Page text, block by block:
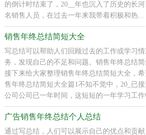
的倒计时结束了，20__年也沉入了历史的长
名销售人员，在过去一年来我带着积极和热...
销售年终总结简短大全
写总结可以帮助人们回顾过去的工作或学习
务，发现自己的不足和问题。销售年终总结
接下来给大家整理销售年终总结简短大全，
售年终总结简短大全篇1不知不觉中，20_已
公司公司已一年时间，这短短的一年学习工
广告销售年终总结个人总结
通过写总结，人们可以展示自己的优点和贡